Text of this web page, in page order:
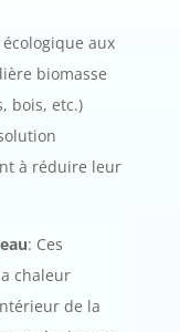
aux
biomasse
bois, etc.)
à réduire leur
: Ces
chaleur
de la